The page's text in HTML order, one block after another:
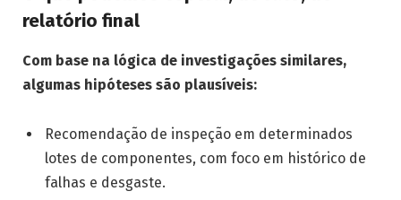
relatório final
Com base na lógica de investigações similares,
algumas hipóteses são plausíveis:
Recomendação de inspeção em determinados
lotes de componentes, com foco em histórico de
falhas e desgaste.